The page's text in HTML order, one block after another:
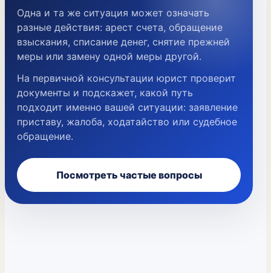
Одна и та же ситуация может означать
разные действия: арест счета, обращение
взыскания, списание денег, снятие прежней
меры или замену одной меры другой.
На первичной консультации юрист проверит
документы и подскажет, какой путь
подходит именно вашей ситуации: заявление
приставу, жалоба, ходатайство или судебное
обращение.
Посмотреть частые вопросы